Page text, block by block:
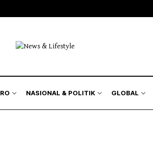
NASIONAL & POLITIK GLOBAL
Kilas Metro